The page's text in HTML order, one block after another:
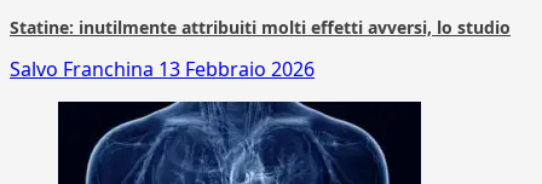
Statine: inutilmente attribuiti molti effetti avversi, lo studio
Salvo Franchina 13 Febbraio 2026